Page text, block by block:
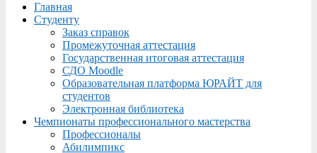
Menu
Главная
Студенту
Заказ справок
Промежуточная аттестация
Государственная итоговая аттестация
СДО Moodle
Образовательная платформа ЮРАЙТ для
студентов
Электронная библиотека
Чемпионаты профессионального мастерства
Профессионалы
Абилимпикс